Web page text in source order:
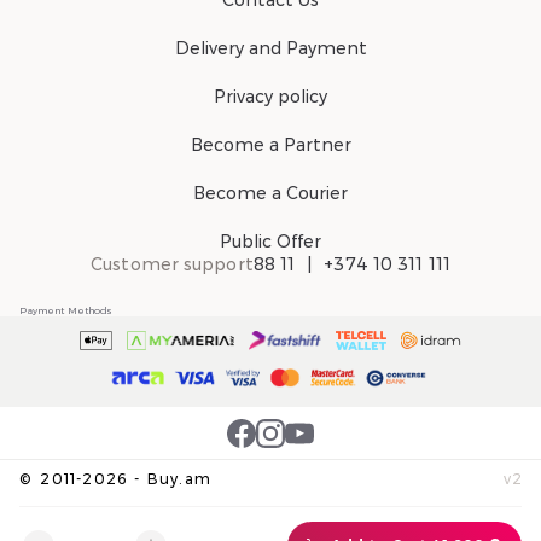
Delivery and Payment
Privacy policy
Become a Partner
Become a Courier
Public Offer
Customer support88 11 +374 10 311 111
© 2011-2026 - Buy.am v2
Payment Methods